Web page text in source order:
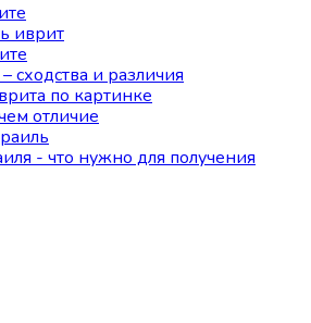
иврит
сходства и различия
по картинке
отличие
- что нужно для получения